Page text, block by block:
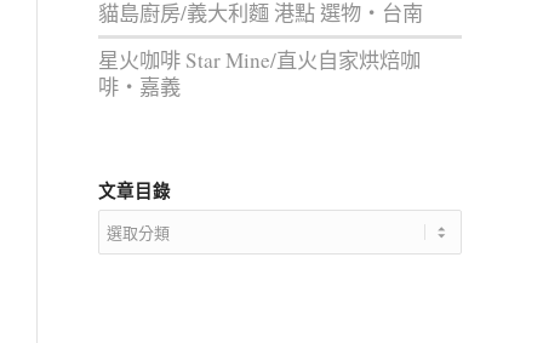
貓島廚房/義大利麵 港點 選物‧台南
星火咖啡 Star Mine/直火自家烘焙咖
啡‧嘉義
文章目錄
文
章